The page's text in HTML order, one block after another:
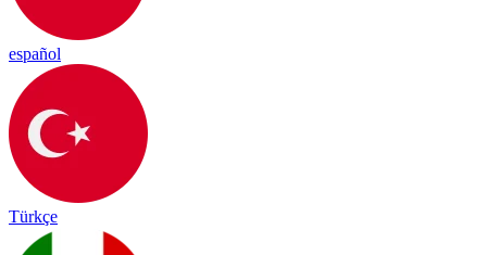
español
Türkçe